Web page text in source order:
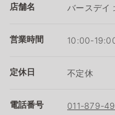
店舗名 バースデイ
営業時間 10:00-
定休日 不定休
電話番号 011-879-